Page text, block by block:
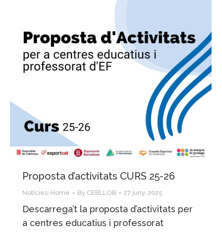
Proposta d’activitats CURS 25-26
Notícies-Home By CEBLLOB 27 juny, 2025
Descarrega’t la proposta d’activitats per
a centres educatius i professorat